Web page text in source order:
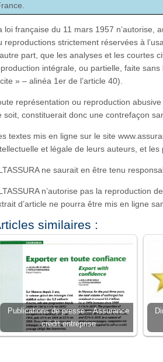
loi française du 11 mars 1957 n’autorise,
reproductions strictement réservées à
part, que les analyses et les courtes
intégrale, ou partielle, faite
» – alinéa 1er de l’article 40).
représentation ou reproduction
soit, constituerait donc une contrefaçon
textes mis en ligne sur le site
et légale de leurs auteurs, et
ne saurait en être tenu
n’autorise pas la reproduction
d’article ne pourra être mis en ligne
similaires :
Publications de presse – Assurance
crédit entreprise